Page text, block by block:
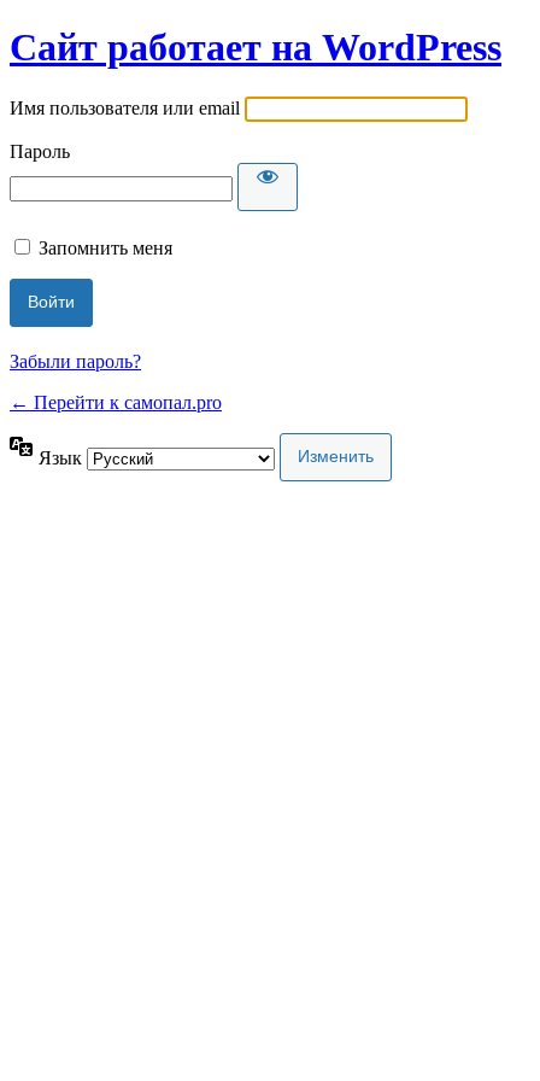
Сайт работает на WordPress
Имя пользователя или email
Пароль
Запомнить меня
Забыли пароль?
← Перейти к самопал.pro
Язык